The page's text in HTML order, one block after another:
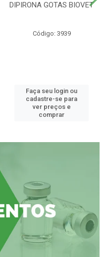
DIPIRONA GOTAS BIOVET
Código: 3939
Faça seu login ou
cadastre-se para
ver preços e
comprar